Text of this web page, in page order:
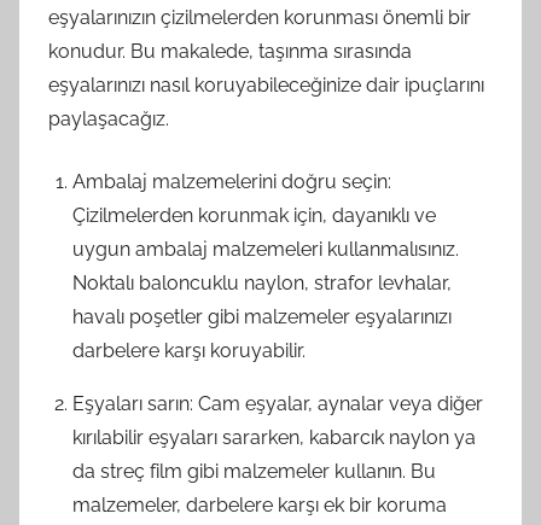
eşyalarınızın çizilmelerden korunması önemli bir
konudur. Bu makalede, taşınma sırasında
eşyalarınızı nasıl koruyabileceğinize dair ipuçlarını
paylaşacağız.
Ambalaj malzemelerini doğru seçin:
Çizilmelerden korunmak için, dayanıklı ve
uygun ambalaj malzemeleri kullanmalısınız.
Noktalı baloncuklu naylon, strafor levhalar,
havalı poşetler gibi malzemeler eşyalarınızı
darbelere karşı koruyabilir.
Eşyaları sarın: Cam eşyalar, aynalar veya diğer
kırılabilir eşyaları sararken, kabarcık naylon ya
da streç film gibi malzemeler kullanın. Bu
malzemeler, darbelere karşı ek bir koruma